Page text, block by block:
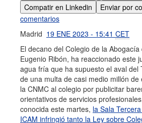
Compatir en Linkedin
Enviar por
comentarios
Madrid 19 ENE 2023 - 15:41 CET
El decano del Colegio de la
Eugenio Ribón, ha reaccionado este
agua fría que ha supuesto el aval del
de una multa de casi medio millón
la CNMC al colegio por publicitar
orientativos de servicios
conocida este martes, la Sala
ICAM infringió tanto la Ley sobre